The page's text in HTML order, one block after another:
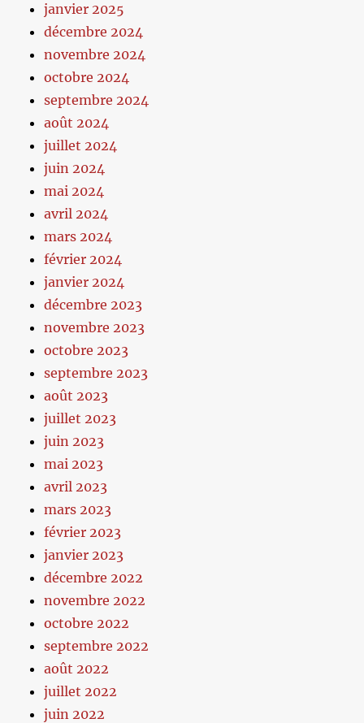
janvier 2025
décembre 2024
novembre 2024
octobre 2024
septembre 2024
août 2024
juillet 2024
juin 2024
mai 2024
avril 2024
mars 2024
février 2024
janvier 2024
décembre 2023
novembre 2023
octobre 2023
septembre 2023
août 2023
juillet 2023
juin 2023
mai 2023
avril 2023
mars 2023
février 2023
janvier 2023
décembre 2022
novembre 2022
octobre 2022
septembre 2022
août 2022
juillet 2022
juin 2022